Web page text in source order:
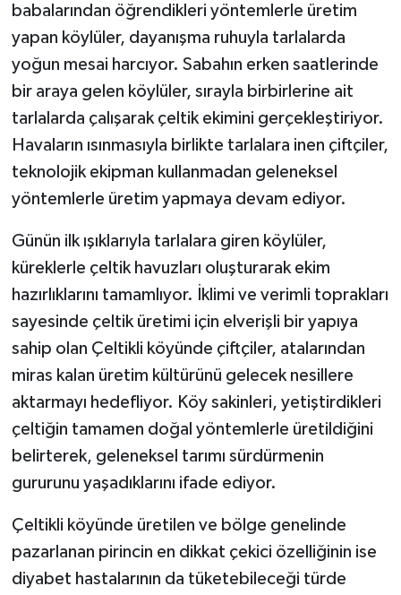
babalarından öğrendikleri yöntemlerle üretim
yapan köylüler, dayanışma ruhuyla tarlalarda
yoğun mesai harcıyor. Sabahın erken saatlerinde
bir araya gelen köylüler, sırayla birbirlerine ait
tarlalarda çalışarak çeltik ekimini gerçekleştiriyor.
Havaların ısınmasıyla birlikte tarlalara inen çiftçiler,
teknolojik ekipman kullanmadan geleneksel
yöntemlerle üretim yapmaya devam ediyor.
Günün ilk ışıklarıyla tarlalara giren köylüler,
küreklerle çeltik havuzları oluşturarak ekim
hazırlıklarını tamamlıyor. İklimi ve verimli toprakları
sayesinde çeltik üretimi için elverişli bir yapıya
sahip olan Çeltikli köyünde çiftçiler, atalarından
miras kalan üretim kültürünü gelecek nesillere
aktarmayı hedefliyor. Köy sakinleri, yetiştirdikleri
çeltiğin tamamen doğal yöntemlerle üretildiğini
belirterek, geleneksel tarımı sürdürmenin
gururunu yaşadıklarını ifade ediyor.
Çeltikli köyünde üretilen ve bölge genelinde
pazarlanan pirincin en dikkat çekici özelliğinin ise
diyabet hastalarının da tüketebileceği türde
İNSAN
Jandarma
Kadın
MAGAZİN
POLİTİKA
Sağlık
SİYASET
SPOR HABERLERİ
TEKNOLOJİ
Turizm